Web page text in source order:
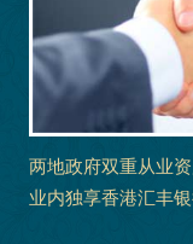
两地政府双重从业
业内独享香港汇丰